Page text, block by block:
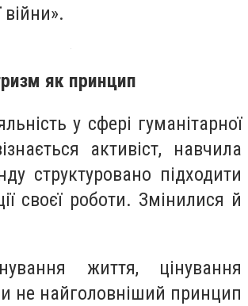
війни».
як принцип
у сфері гуманітарної
активіст, навчила
структуровано підходити
своєї роботи. Змінилися й
життя, цінування
не найголовніший принцип